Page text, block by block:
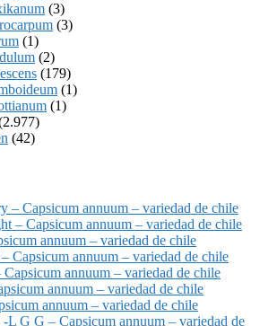
(3)
(3)
(1)
(2)
(179)
(1)
(1)
(42)
– Capsicum annuum – variedad de chile
– Capsicum annuum – variedad de chile
annuum – variedad de chile
Capsicum annuum – variedad de chile
annuum – variedad de chile
annuum – variedad de chile
annuum – variedad de chile
L G G – Capsicum annuum – variedad de